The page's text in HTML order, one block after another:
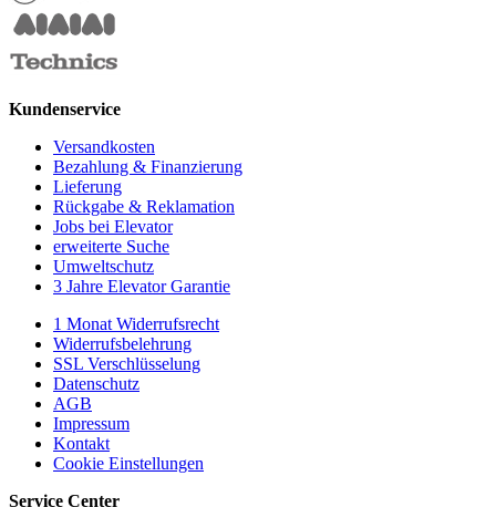
Kundenservice
Versandkosten
Bezahlung & Finanzierung
Lieferung
Rückgabe & Reklamation
Jobs bei Elevator
erweiterte Suche
Umweltschutz
3 Jahre Elevator Garantie
1 Monat Widerrufsrecht
Widerrufsbelehrung
SSL Verschlüsselung
Datenschutz
AGB
Impressum
Kontakt
Cookie Einstellungen
Service Center